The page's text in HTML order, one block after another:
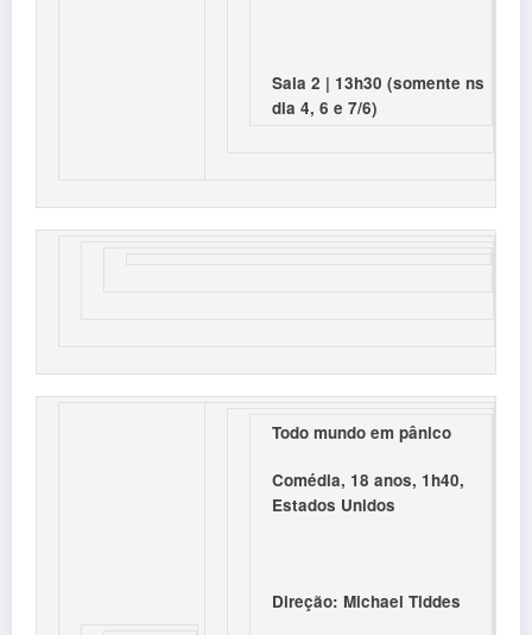
Sala 2 | 13h30 (somente ns
dia 4, 6 e 7/6)
Todo mundo em pânico
Comédia, 18 anos, 1h40,
Estados Unidos
Direção: Michael Tiddes